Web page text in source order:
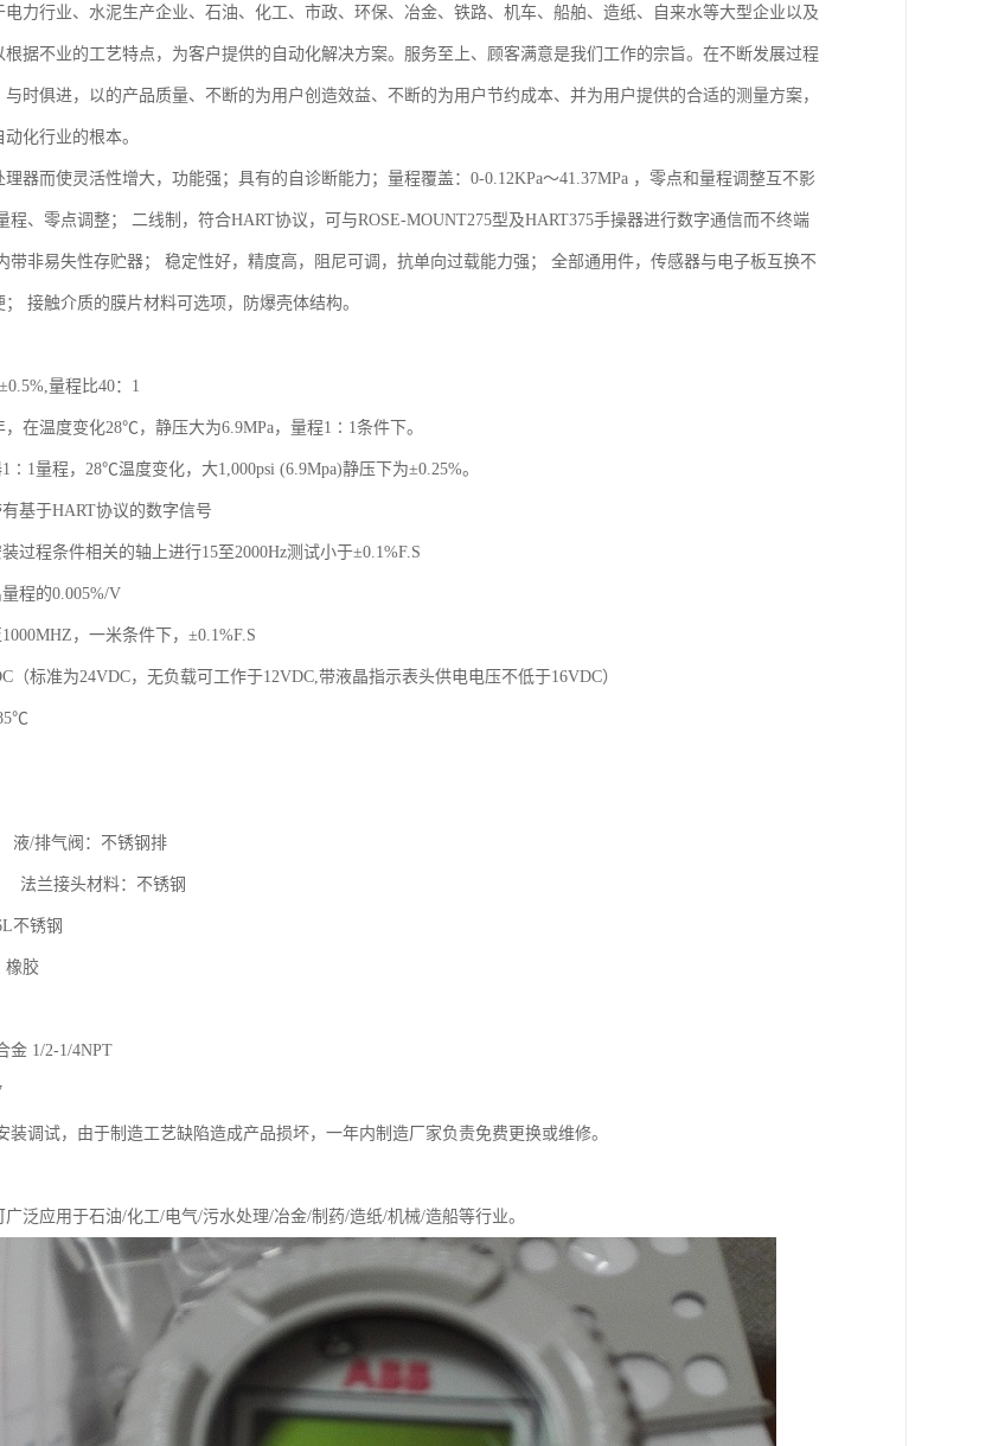
电力行业、水泥生产企业、石油、化工、市政、环保、冶金、铁路、机车、船舶、造纸、自来水等大型企业以及
根据不业的工艺特点，为客户提供的自动化解决方案。服务至上、顾客满意是我们工作的宗旨。在不断发展过程
时俱进，以的产品质量、不断的为用户创造效益、不断的为用户节约成本、并为用户提供的合适的测量方案，
化行业的根本。
器而使灵活性增大，功能强；具有的自诊断能力；量程覆盖：0-0.12KPa～41.37MPa ，零点和量程调整互不影
程、零点调整； 二线制，符合HART协议，可与ROSE-MOUNT275型及HART375手操器进行数字通信而不终端
带非易失性存贮器； 稳定性好，精度高，阻尼可调，抗单向过载能力强； 全部通用件，传感器与电子板互换不
接触介质的膜片材料可选项，防爆壳体结构。
量程比40：1
，在温度变化28℃，静压大为6.9MPa，量程1∶1条件下。
量程，28℃温度变化，大1,000psi (6.9Mpa)静压下为±0.25%。
基于HART协议的数字信号
过程条件相关的轴上进行15至2000Hz测试小于±0.1%F.S
程的0.005%/V
，一米条件下，±0.1%F.S
（标准为24VDC，无负载可工作于12VDC,带液晶指示表头供电电压不低于16VDC）
/排气阀：不锈钢排
兰接头材料：不锈钢
不锈钢
橡胶
金 1/2-1/4NPT
装调试，由于制造工艺缺陷造成产品损坏，一年内制造厂家负责免费更换或维修。
泛应用于石油/化工/电气/污水处理/冶金/制药/造纸/机械/造船等行业。